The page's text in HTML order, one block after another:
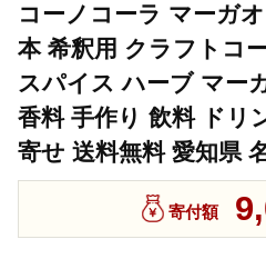
コーノコーラ マーガ
本 希釈用 クラフトコ
スパイス ハーブ マー
香料 手作り 飲料 ドリ
寄せ 送料無料 愛知県
寄付額